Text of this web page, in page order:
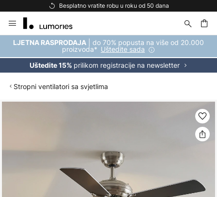
Besplatno vratite robu u roku od 50 dana
to
Content
LJETNA RASPRODAJA | do 70% popusta na više od 20.000
proizvoda* Uštedite sada
Uštedite 15% prilikom registracije na newsletter
Stropni ventilatori sa svjetlima